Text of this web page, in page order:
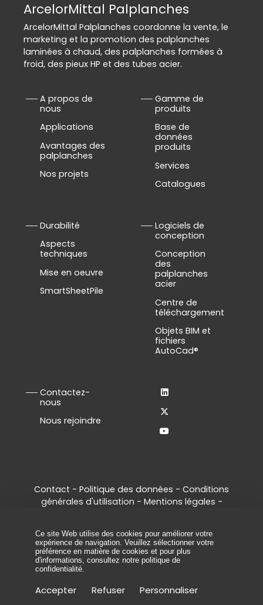
ArcelorMittal Palplanches
ArcelorMittal Palplanches coordonne la vente, le
marketing et la promotion des palplanches
laminées à chaud, des palplanches formées à
froid, des pieux HP et des tubes acier.
A propos de
nous
Applications
Avantages des
palplanches
Nos projets
Gamme de
produits
Base de
données
produits
Services
Catalogues
Durabilité
Aspects
techniques
Mise en oeuvre
SmartSheetPile
Logiciels de
conception
Conception
des
palplanches
acier
Centre de
téléchargement
Objets BIM et
fichiers
AutoCad®
Contactez-
nous
Nous rejoindre
Contact - Politique des données - Conditions
générales d'utilisation - Mentions légales -
Palplanches.
Ce site Web utilise des cookies pour améliorer votre
expérience de navigation. Veuillez sélectionner votre
préférence en matière de cookies et pour plus
d'informations, consultez notre politique de
confidentialité
Accepter Refuser Personnaliser